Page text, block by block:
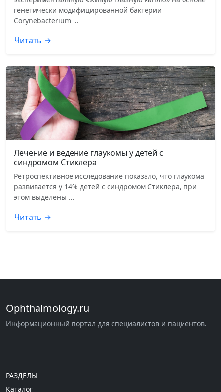
генетически модифицированной бактерии
Corynebacterium …
Читать →
Лечение и ведение глаукомы у детей с
синдромом Стиклера
Ретроспективное исследование показало, что глаукома
развивается у 14% детей с синдромом Стиклера, при
этом выделены …
Читать →
Ophthalmology.ru
Информационный портал для специалистов и пациентов.
РАЗДЕЛЫ
Каталог